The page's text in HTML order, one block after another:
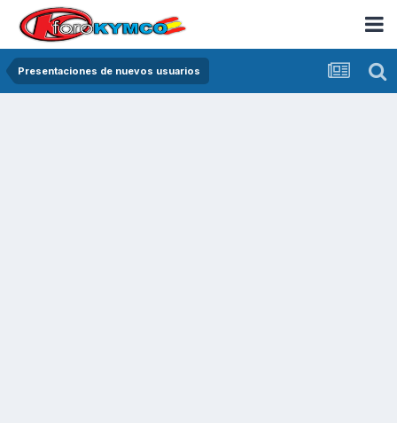
Presentaciones de nuevos usuarios